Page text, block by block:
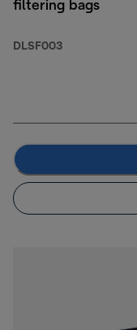
filtering bags
DLSF003